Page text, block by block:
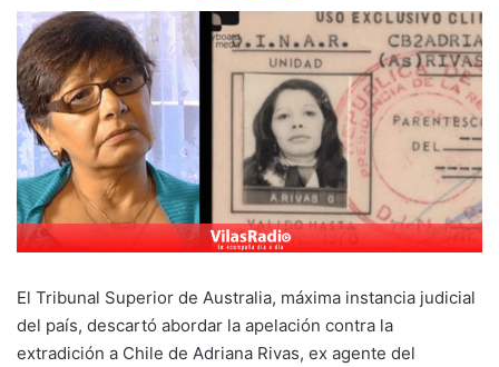
El Tribunal Superior de Australia, máxima instancia judicial
del país, descartó abordar la apelación contra la
extradición a Chile de Adriana Rivas, ex agente del